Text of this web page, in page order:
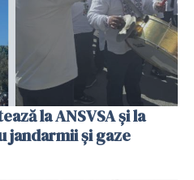
la ANSVSA și la
jandarmii și gaze